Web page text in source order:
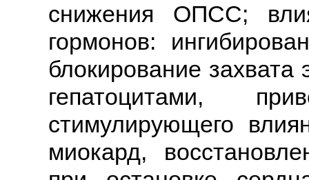
снижения ОПСС;
гормонов:
блокирование захвата
гепатоцитами,
стимулирующего
миокард,